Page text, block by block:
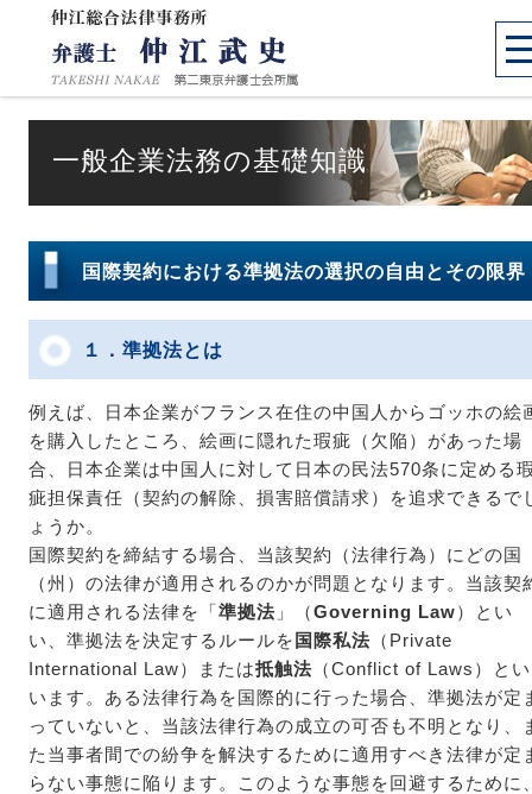
一般企業法務の基礎知識
国際契約における準拠法の選択の自由とその限界
１．準拠法とは
例えば、日本企業がフランス在住の中国人からゴッホの絵
を購入したところ、絵画に隠れた瑕疵（欠陥）があった場
合、日本企業は中国人に対して日本の民法570条に定める
疵担保責任（契約の解除、損害賠償請求）を追求できるで
ょうか。
国際契約を締結する場合、当該契約（法律行為）にどの国
（州）の法律が適用されるのかが問題となります。当該契
に適用される法律を「準拠法 」（Governing Law）とい
い、準拠法を決定するルールを 国際私法 （Private
International Law）または抵触法 （Conflict of Laws）とい
います。ある法律行為を国際的に行った場合、準拠法が定
っていないと、当該法律行為の成立の可否も不明となり、
た当事者間での紛争を解決するために適用すべき法律が定
らない事態に陥ります。このような事態を回避するために